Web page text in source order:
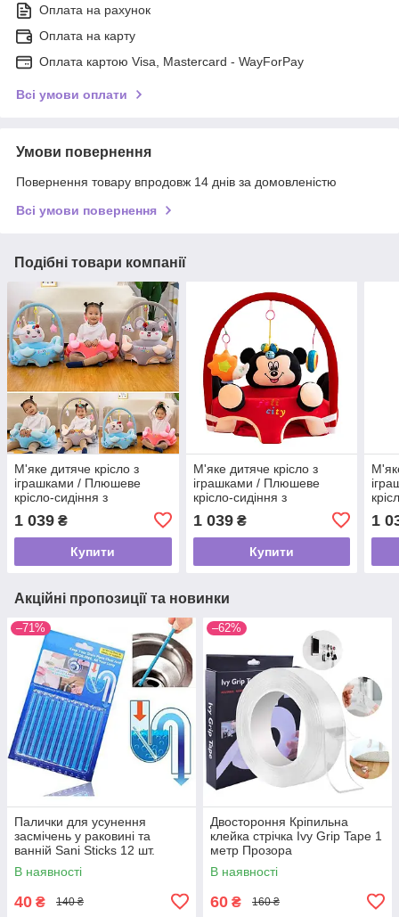
Оплата на рахунок
Оплата на карту
Оплата картою Visa, Mastercard - WayForPay
Всі умови оплати
Умови повернення
Повернення товару впродовж 14 днів за домовленістю
Всі умови повернення
Подібні товари компанії
М'яке дитяче крісло з
іграшками / Плюшеве
крісло-сидіння з
55х20х40см
1 039 ₴
Купити
М'яке дитяче крісло з
іграшками / Плюшеве
крісло-сидіння з
55х20х40см Червоний
1 039₴
Купити
1
Акційні пропозиції та новинки
–71%
Палички для усунення
засмічень у раковині та
ванній Sani Sticks 12 шт.
В наявності
40 ₴ 140 ₴
–62%
Двостороння Кріпильна
клейка стрічка Ivy Grip Tape 1
метр Прозора
В наявності
60 ₴ 160 ₴